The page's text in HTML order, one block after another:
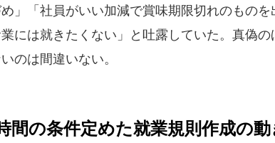
」「社員がいい加減で賞味期限切れのもの
には就きたくない」と吐露していた。真偽の
のは間違いない。
間の条件定めた就業規則作成の動